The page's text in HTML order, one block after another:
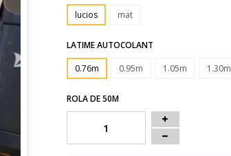
lucios
mat
LATIME AUTOCOLANT
0.76m
0.95m 1.05m 1.30m
ROLA DE 50M